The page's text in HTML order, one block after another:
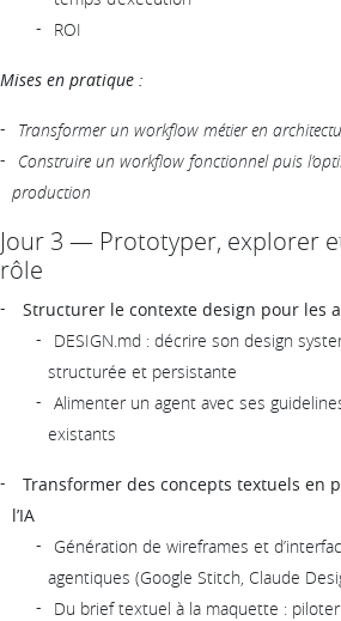
ROI
Mises en pratique :
Transformer un workflow métier en
Construire un workflow fonctionnel puis
production
Jour 3 — Prototyper, explorer
rôle
Structurer le contexte design pour les
DESIGN.md : décrire son design
structurée et persistante
Alimenter un agent avec ses
existants
Transformer des concepts textuels en
l’IA
Génération de wireframes et
agentiques (Google Stitch, Claude
Du brief textuel à la maquette :